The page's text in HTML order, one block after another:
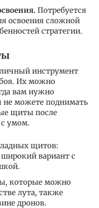
Потребуется
освоения сложной
стратегии.
инструмент
боя. Их можно
вам нужно
не можете поднимать
щиты после
умом.
щитов:
вариант с
которые можно
лута, также
дронов.